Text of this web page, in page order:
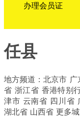
办理会员证
任县
地方频道：北京市
省 浙江省 香港特别
津市 云南省 四川省
湖北省 山西省 更多